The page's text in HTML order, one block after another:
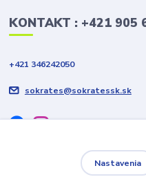
KONTAKT : +421 905
+421 346242050
sokrates@sokratessk.sk
Nastavenia